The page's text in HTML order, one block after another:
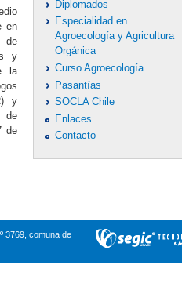
en
de
y
la
y
de
de
Diplomados
Especialidad en
Agroecología y Agricultura
Orgánica
Curso Agroecología
Pasantías
SOCLA Chile
Enlaces
Contacto
3769, comuna de